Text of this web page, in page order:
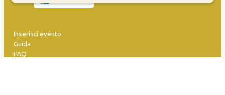
Inserisci evento
Guida
FAQ